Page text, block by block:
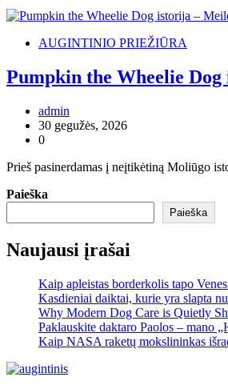
AUGINTINIO PRIEŽIŪRA
Pumpkin the Wheelie
admin
30 gegužės, 2026
0
Prieš pasinerdamas į neįtikėtiną Moliūgo
Paieška
Paieška
Naujausi įrašai
Kaip apleistas borderkolis tapo
Kasdieniai daiktai, kurie yra slapta
Why Modern Dog Care is Quietly
Paklauskite daktaro Paolos – mano
Kaip NASA raketų mokslininkas